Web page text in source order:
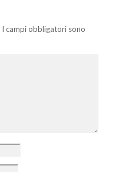
I campi obbligatori sono